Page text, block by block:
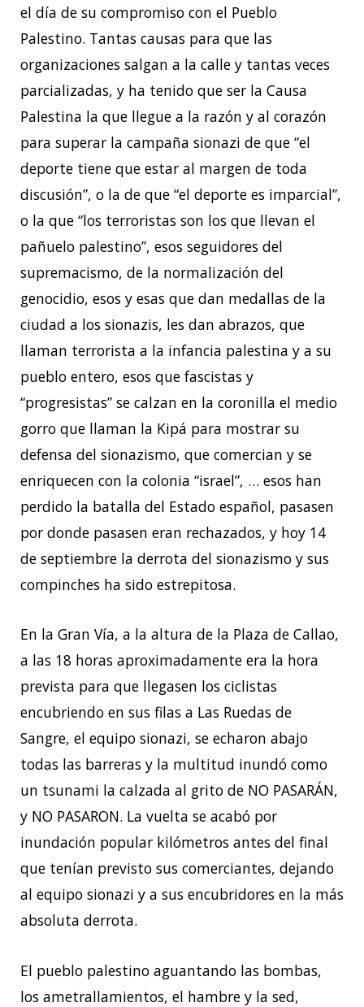
el día de su compromiso con el Pueblo
Palestino. Tantas causas para que las
organizaciones salgan a la calle y tantas veces
parcializadas, y ha tenido que ser la Causa
Palestina la que llegue a la razón y al corazón
para superar la campaña sionazi de que “el
deporte tiene que estar al margen de toda
discusión”, o la de que “el deporte es imparcial”,
o la que “los terroristas son los que llevan el
pañuelo palestino”, esos seguidores del
supremacismo, de la normalización del
genocidio, esos y esas que dan medallas de la
ciudad a los sionazis, les dan abrazos, que
llaman terrorista a la infancia palestina y a su
pueblo entero, esos que fascistas y
“progresistas” se calzan en la coronilla el medio
gorro que llaman la Kipá para mostrar su
defensa del sionazismo, que comercian y se
enriquecen con la colonia “israel”, … esos han
perdido la batalla del Estado español, pasasen
por donde pasasen eran rechazados, y hoy 14
de septiembre la derrota del sionazismo y sus
compinches ha sido estrepitosa.
En la Gran Vía, a la altura de la Plaza de Callao,
a las 18 horas aproximadamente era la hora
prevista para que llegasen los ciclistas
encubriendo en sus filas a Las Ruedas de
Sangre, el equipo sionazi, se echaron abajo
todas las barreras y la multitud inundó como
un tsunami la calzada al grito de NO PASARÁN,
y NO PASARON. La vuelta se acabó por
inundación popular kilómetros antes del final
que tenían previsto sus comerciantes, dejando
al equipo sionazi y a sus encubridores en la más
absoluta derrota.
El pueblo palestino aguantando las bombas,
los ametrallamientos, el hambre y la sed,